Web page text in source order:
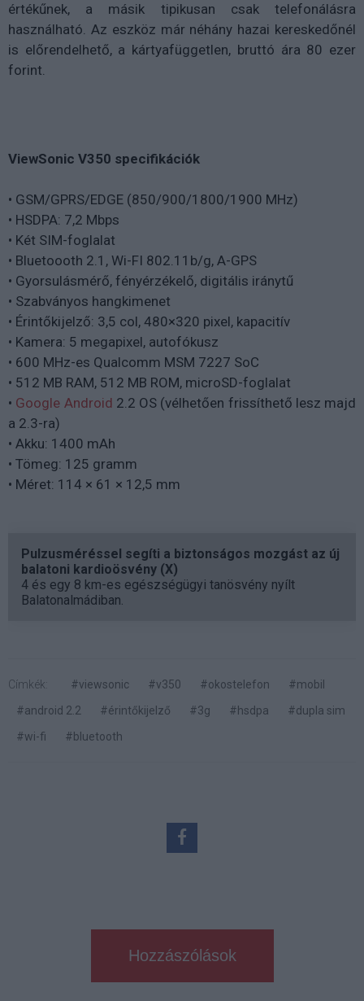
értékűnek, a másik tipikusan csak telefonálásra
használható. Az eszköz már néhány hazai kereskedőnél
is előrendelhető, a kártyafüggetlen, bruttó ára 80 ezer
forint.
ViewSonic V350 specifikációk
• GSM/GPRS/EDGE (850/900/1800/1900 MHz)
• HSDPA: 7,2 Mbps
• Két SIM-foglalat
• Bluetoooth 2.1, Wi-FI 802.11b/g, A-GPS
• Gyorsulásmérő, fényérzékelő, digitális iránytű
• Szabványos hangkimenet
• Érintőkijelző: 3,5 col, 480×320 pixel, kapacitív
• Kamera: 5 megapixel, autofókusz
• 600 MHz-es Qualcomm MSM 7227 SoC
• 512 MB RAM, 512 MB ROM, microSD-foglalat
• Google Android 2.2 OS (vélhetően frissíthető lesz majd
a 2.3-ra)
• Akku: 1400 mAh
• Tömeg: 125 gramm
• Méret: 114 × 61 × 12,5 mm
Pulzusméréssel segíti a biztonságos mozgást az új
balatoni kardioösvény (X)
4 és egy 8 km-es egészségügyi tanösvény nyílt
Balatonalmádiban.
Címkék: #viewsonic #v350 #okostelefon
#mobil
#android 2.2
#érintőkijelző #3g #hsdpa
#dupla sim
#wi-fi
#bluetooth
Hozzászólások